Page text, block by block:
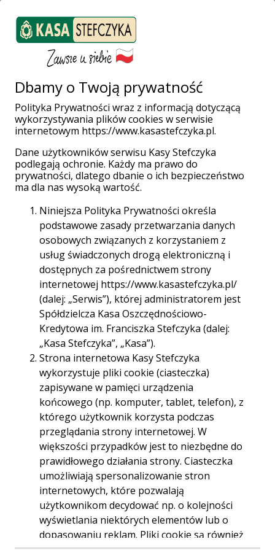
Weź pożyczkę
Załóż konto
Strona główna Placówki i Bankomaty
Gdańsk
Rzeczypospolitej 4
Placówka Stefczyk Finanse
Gdańsk, Rzeczypospolitej 4
80-369 Gdańsk, Rzeczypospolitej 4
Godziny otwarcia: pon. - pt. 09.00-17.00
Telefon: 583264043
E-mail: 065gdansk.rzeczypospolitej@kasystefczyka.pl
Trasa Start
Dbamy o Twoją prywatność
Polityka Prywatności wraz z informacją dotyczącą
wykorzystywania plików cookies w serwisie
internetowym https://www.kasastefczyka.pl.
Dane użytkowników serwisu Kasy Stefczyka
podlegają ochronie. Każdy ma prawo do
prywatności, dlatego dbanie o ich bezpieczeństwo
ma dla nas wysoką wartość.
Niniejsza Polityka Prywatności określa
podstawowe zasady przetwarzania danych
osobowych związanych z korzystaniem z
usług świadczonych drogą elektroniczną i
dostępnych za pośrednictwem strony
internetowej https://www.kasastefczyka.pl/
(dalej: „Serwis”), której administratorem jest
Spółdzielcza Kasa Oszczędnościowo-
Kredytowa im. Franciszka Stefczyka (dalej:
„Kasa Stefczyka”, „Kasa”).
Strona internetowa Kasy Stefczyka
wykorzystuje pliki cookie (ciasteczka)
zapisywane w pamięci urządzenia
końcowego (np. komputer, tablet, telefon), z
którego użytkownik korzysta podczas
przeglądania strony internetowej. W
większości przypadków jest to niezbędne do
prawidłowego działania strony. Ciasteczka
umożliwiają spersonalizowanie stron
internetowych, które pozwalają
użytkownikom decydować np. o kolejności
wyświetlania niektórych elementów lub o
dopasowaniu reklam. Pliki cookie są również